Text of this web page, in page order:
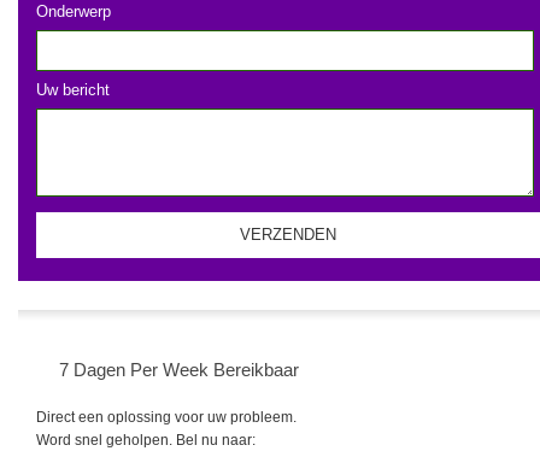
Onderwerp
Uw bericht
7 Dagen Per Week Bereikbaar
Direct een oplossing voor uw probleem.
Word snel geholpen. Bel nu naar: